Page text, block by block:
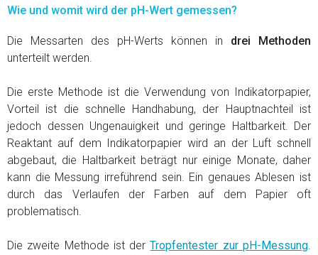
Wie und womit wird der pH-Wert gemessen?
Die Messarten des pH-Werts können in drei Methoden
unterteilt werden.
Die erste Methode ist die Verwendung von Indikatorpapier,
Vorteil ist die schnelle Handhabung, der Hauptnachteil ist
jedoch dessen Ungenauigkeit und geringe Haltbarkeit. Der
Reaktant auf dem Indikatorpapier wird an der Luft schnell
abgebaut, die Haltbarkeit beträgt nur einige Monate, daher
kann die Messung irreführend sein. Ein genaues Ablesen ist
durch das Verlaufen der Farben auf dem Papier oft
problematisch.
Die zweite Methode ist derTropfentester zur pH-Messung.